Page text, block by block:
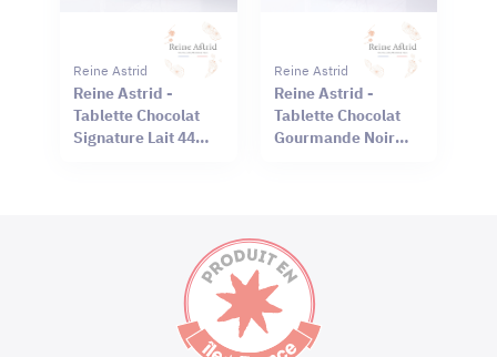
Reine Astrid
Reine Astrid -
Tablette Chocolat
Signature Lait 44%
Reine Astrid
Reine Astrid -
Tablette Chocolat
Gourmande Noir